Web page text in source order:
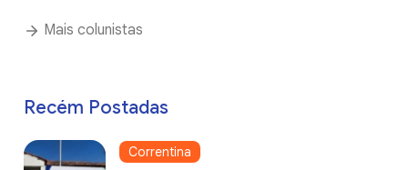
Mais colunistas
Recém Postadas
Correntina